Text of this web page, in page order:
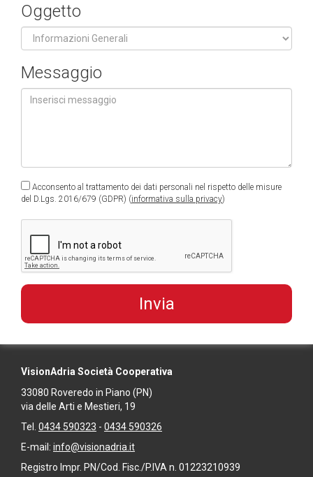
Oggetto
Messaggio
Acconsento al trattamento dei dati personali nel rispetto delle misure
del D.Lgs. 2016/679 (GDPR) (informativa sulla privacy)
VisionAdria Società Cooperativa
33080 Roveredo in Piano (PN)
via delle Arti e Mestieri, 19
Tel. 0434 590323 - 0434 590326
E-mail: info@visionadria.it
Registro Impr. PN/Cod. Fisc./P.IVA n. 01223210939